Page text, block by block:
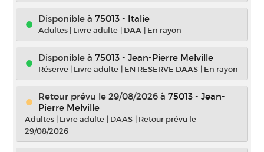
Disponible à 75013 - Italie
Adultes | Livre adulte | DAA | En rayon
Disponible à 75013 - Jean-Pierre Melville
Réserve | Livre adulte | EN RESERVE DAAS | En rayon
Retour prévu le 29/08/2026 à 75013 - Jean-
Pierre Melville
Adultes | Livre adulte | DAAS | Retour prévu le
29/08/2026